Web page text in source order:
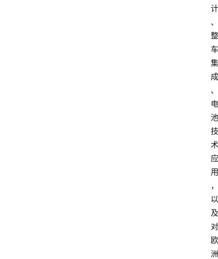
计
、
整
车
集
成
、
电
池
技
术
应
用
，
以
及
对
欧
洲